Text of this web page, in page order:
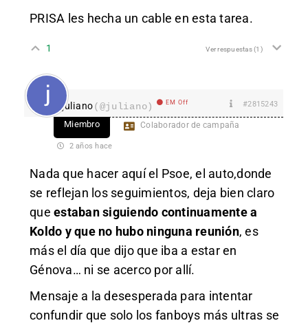
PRISA les hecha un cable en esta tarea.
1 Ver respuestas(1)
juliano(@juliano) EM Off #2815243
Miembro Colaborador de campaña
2 años hace
Nada que hacer aquí el Psoe, el auto,donde
se reflejan los seguimientos, deja bien claro
que estaban siguiendo continuamente a
Koldo y que no hubo ninguna reunión, es
más el día que dijo que iba a estar en
Génova… ni se acerco por allí.
Mensaje a la desesperada para intentar
confundir que solo los fanboys más ultras se